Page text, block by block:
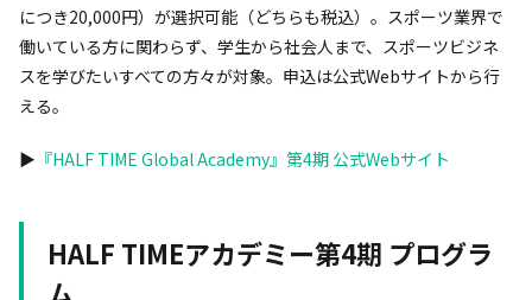
につき20,000円）が選択可能（どちらも税込）。スポーツ業界で
働いている方に関わらず、学生から社会人まで、スポーツビジネ
スを学びたいすべての方々が対象。申込は公式Webサイトから行
える。
▶︎ 『HALF TIME Global Academy』第4期 公式Webサイト
HALF TIMEアカデミー第4期 プログラ
ム